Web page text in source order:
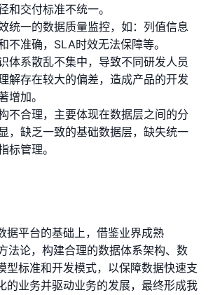
和交付标准不统一。
统一的数据质量监控，如：列值信息
不准确，SLA时效无法保障等。
体系散乱不集中，导致不同研发人员
解存在较大的偏差，造成产品的开发
增加。
不合理，主要体现在数据层之间的分
，缺乏一致的基础数据层，缺失统一
标管理。
据平台的基础上，借鉴业界成熟
法论，构建合理的数据体系架构、数
型标准和开发模式，以保障数据快速支
的业务并驱动业务的发展，最终形成我